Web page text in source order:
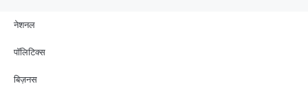
नेशनल
पॉलिटिक्स
बिज़नस